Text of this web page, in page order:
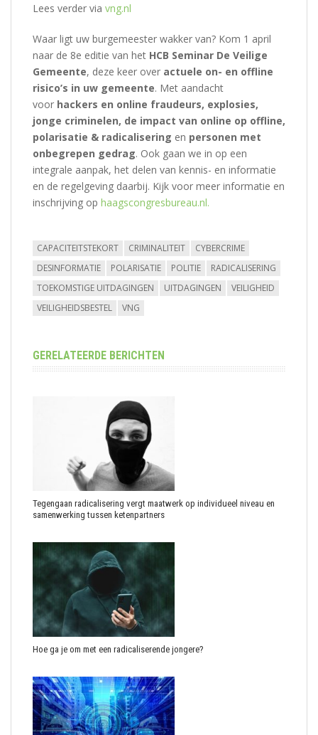
Lees verder via vng.nl
Waar ligt uw burgemeester wakker van? Kom 1 april
naar de 8e editie van het HCB Seminar De Veilige
Gemeente, deze keer over actuele on- en offline
risico’s in uw gemeente. Met aandacht
voor hackers en online fraudeurs, explosies,
jonge criminelen, de impact van online op offline,
polarisatie & radicalisering en personen met
onbegrepen gedrag. Ook gaan we in op een
integrale aanpak, het delen van kennis- en informatie
en de regelgeving daarbij. Kijk voor meer informatie en
inschrijving op haagscongresbureau.nl.
CAPACITEITSTEKORT CRIMINALITEIT
CYBERCRIME
DESINFORMATIE
POLARISATIE POLITIE
RADICALISERING
TOEKOMSTIGE UITDAGINGEN
UITDAGINGEN
VEILIGHEID
VEILIGHEIDSBESTEL
VNG
GERELATEERDE BERICHTEN
Tegengaan radicalisering vergt maatwerk op individueel niveau en
samenwerking tussen ketenpartners
Hoe ga je om met een radicaliserende jongere?